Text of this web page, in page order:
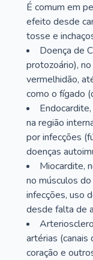
É comum em
efeito desde
tosse e
Doença de
protozoário),
vermelhidão,
como o fígado
na região
por infecções
doenças
Miocardite,
no músculos
infecções, uso
desde falta de
artérias (canais
coração e